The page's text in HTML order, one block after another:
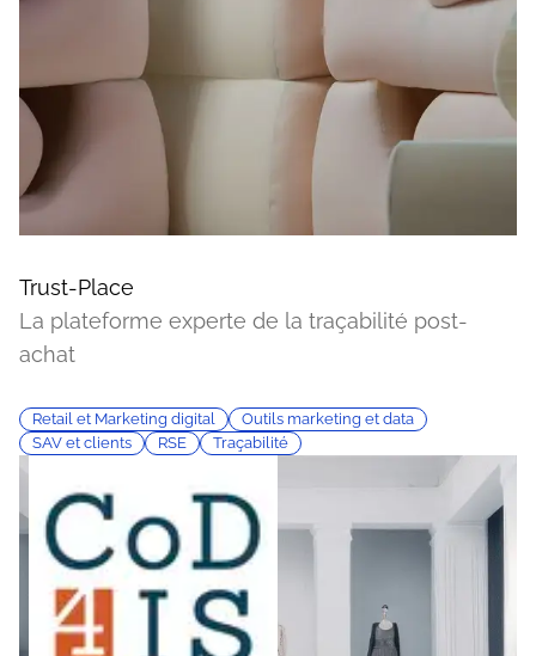
Trust-Place
La plateforme experte de la traçabilité post-
achat
Retail et Marketing digital
Outils marketing et data
SAV et clients
RSE Traçabilité